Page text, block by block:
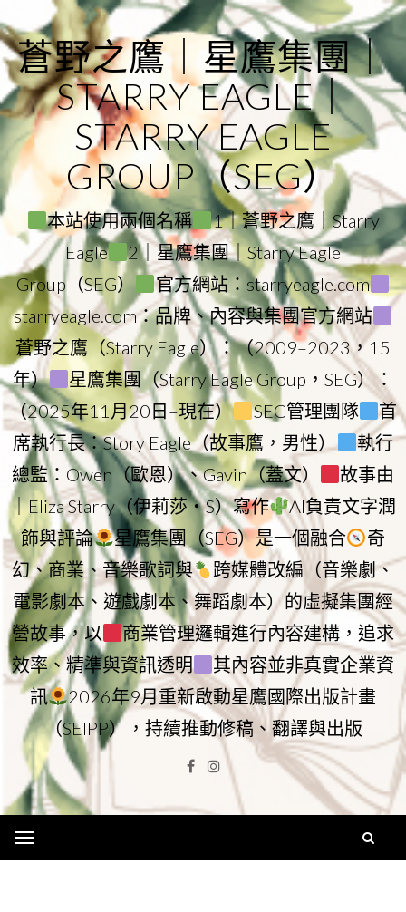
to
content
蒼野之鷹｜星鷹集團｜
STARRY EAGLE｜
STARRY EAGLE
GROUP（SEG）
本站使用兩個名稱
1｜蒼野之鷹｜Starry
Eagle
2｜星鷹集團｜Starry Eagle
Group（SEG）
官方網站：starryeagle.com
starryeagle.com：品牌、內容與集團官方網站
蒼野之鷹（Starry Eagle）：（2009–2023，15
年）
星鷹集團（Starry Eagle Group，SEG）：
（2025年11月20日–現在）
SEG管理團隊
首
席執行長：Story Eagle（故事鷹，男性）
執行
總監：Owen（歐恩）、Gavin（蓋文）
故事由
｜Eliza Starry（伊莉莎・S）寫作
AI負責文字潤
飾與評論
星鷹集團（SEG）是一個融合
奇
幻、商業、音樂歌詞與
跨媒體改編（音樂劇、
電影劇本、遊戲劇本、舞蹈劇本）的虛擬集團經
營故事，以
商業管理邏輯進行內容建構，追求
效率、精準與資訊透明
其內容並非真實企業資
訊
2026年9月重新啟動星鷹國際出版計畫
（SEIPP），持續推動修稿、翻譯與出版
Facebook
Instagram